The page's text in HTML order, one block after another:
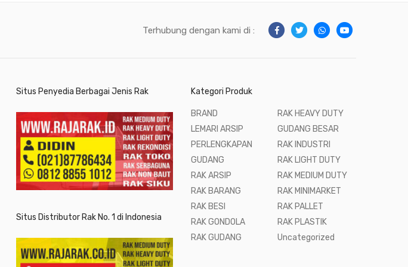
Terhubung dengan kami di :
Situs Penyedia Berbagai Jenis Rak
Situs Distributor Rak No. 1 di Indonesia
Kategori Produk
BRAND
LEMARI ARSIP
PERLENGKAPAN
GUDANG
RAK ARSIP
RAK BARANG
RAK BESI
RAK GONDOLA
RAK GUDANG
RAK HEAVY DUTY
GUDANG BESAR
RAK INDUSTRI
RAK LIGHT DUTY
RAK MEDIUM DUTY
RAK MINIMARKET
RAK PALLET
RAK PLASTIK
Uncategorized